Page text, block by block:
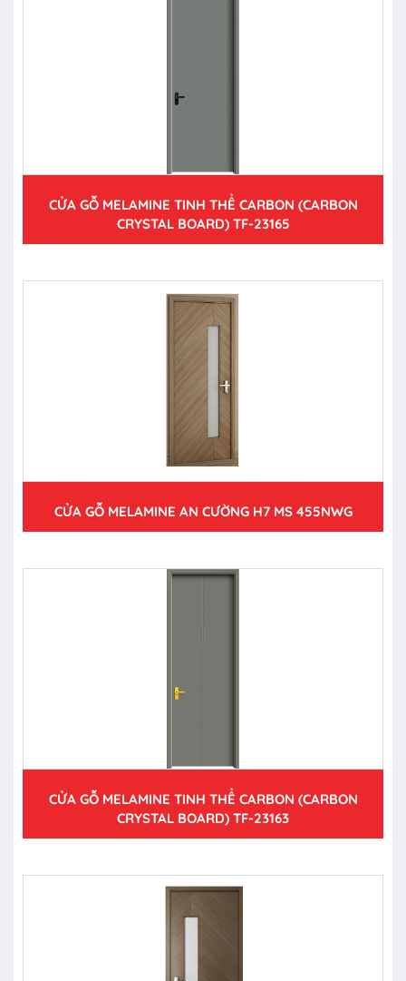
CỬA GỖ MELAMINE TINH THỂ CARBON (CARBON
CRYSTAL BOARD) TF-23165
CỬA GỖ MELAMINE AN CƯỜNG H7 MS 455NWG
CỬA GỖ MELAMINE TINH THỂ CARBON (CARBON
CRYSTAL BOARD) TF-23163